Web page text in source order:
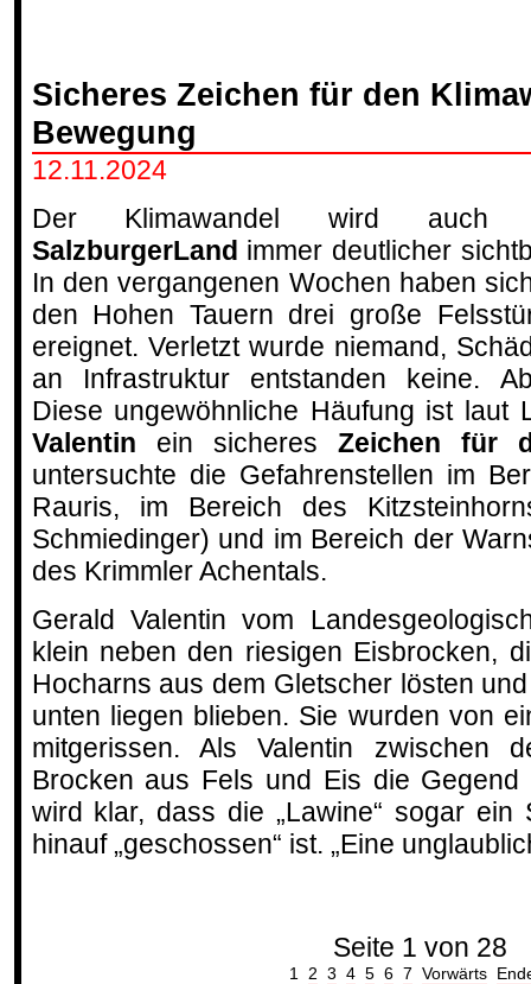
Sicheres Zeichen für den
Bewegung
12.11.2024
Der Klimawandel wird auch
SalzburgerLand immer deutlicher
In den vergangenen Wochen haben
den Hohen Tauern drei große
ereignet. Verletzt wurde niemand,
an Infrastruktur entstanden keine.
Diese ungewöhnliche Häufung ist laut
Valentin ein sicheres Zeichen für
untersuchte die Gefahrenstellen im
Rauris, im Bereich des
Schmiedinger) und im Bereich der
des Krimmler Achentals.
Gerald Valentin vom
klein neben den riesigen Eisbrocken,
Hocharns aus dem Gletscher lösten
unten liegen blieben. Sie wurden von
mitgerissen. Als Valentin zwischen
Brocken aus Fels und Eis die
wird klar, dass die „Lawine“ sogar ein
hinauf „geschossen“ ist. „Eine
Seite 1 von 28
1 2 3 4 5 6 7 Vorwärts